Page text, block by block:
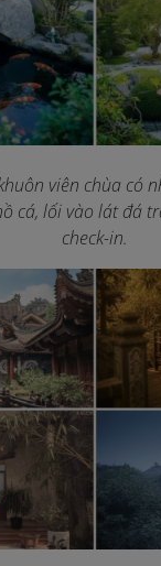
viên chùa có
cá, lối vào lát đá
check-in.